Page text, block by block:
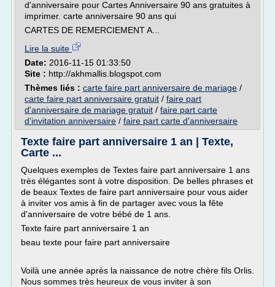
d'anniversaire pour Cartes Anniversaire 90 ans gratuites à
imprimer. carte anniversaire 90 ans qui
CARTES DE REMERCIEMENT A...
Lire la suite
Date: 2016-11-15 01:33:50
Site : http://akhmallis.blogspot.com
Thèmes liés : carte faire part anniversaire de mariage /
carte faire part anniversaire gratuit / faire part
d'anniversaire de mariage gratuit / faire part carte
d'invitation anniversaire / faire part carte d'anniversaire
Texte faire part anniversaire 1 an | Texte,
Carte ...
Quelques exemples de Textes faire part anniversaire 1 ans
très élégantes sont à votre disposition. De belles phrases et
de beaux Textes de faire part anniversaire pour vous aider
à inviter vos amis à fin de partager avec vous la fête
d'anniversaire de votre bébé de 1 ans.
Texte faire part anniversaire 1 an
beau texte pour faire part anniversaire
Voilà une année après la naissance de notre chère fils Orlis.
Nous sommes très heureux de vous inviter à son